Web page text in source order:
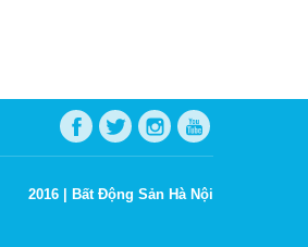
2016 | Bất Động Sản Hà Nội